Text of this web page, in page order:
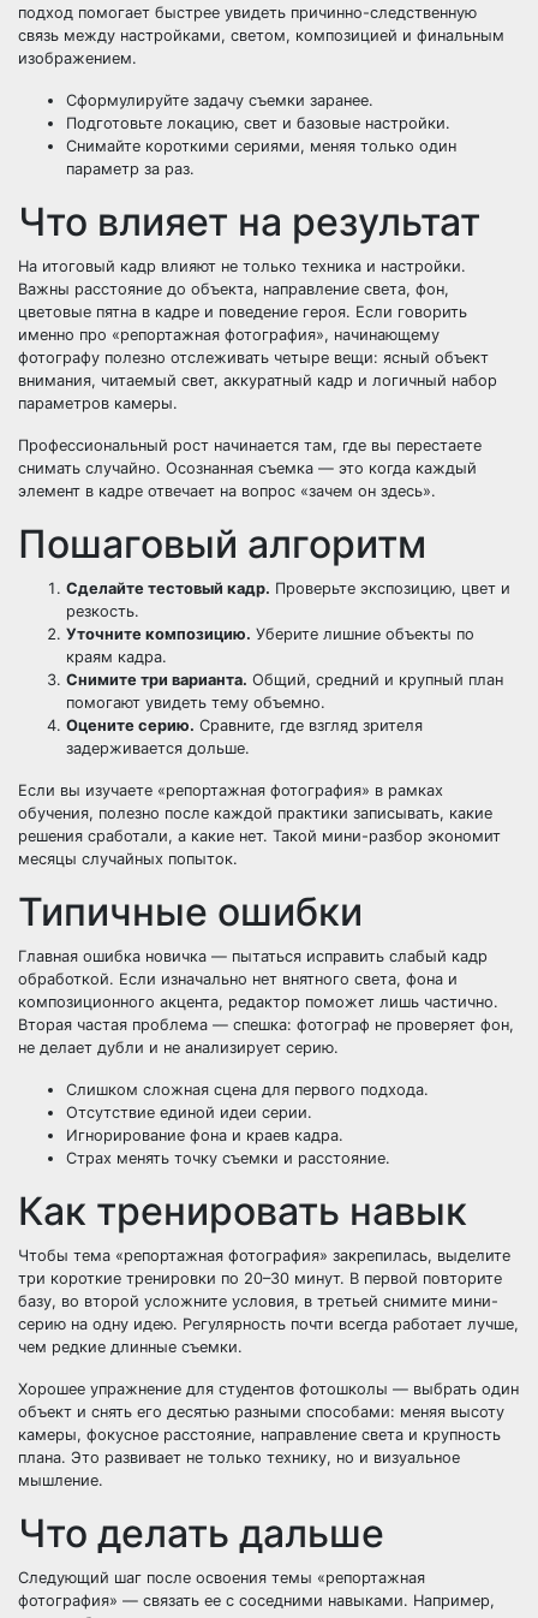
подход помогает быстрее увидеть причинно-следственную
связь между настройками, светом, композицией и финальным
изображением.
Сформулируйте задачу съемки заранее.
Подготовьте локацию, свет и базовые настройки.
Снимайте короткими сериями, меняя только один
параметр за раз.
Что влияет на результат
На итоговый кадр влияют не только техника и настройки.
Важны расстояние до объекта, направление света, фон,
цветовые пятна в кадре и поведение героя. Если говорить
именно про «репортажная фотография», начинающему
фотографу полезно отслеживать четыре вещи: ясный объект
внимания, читаемый свет, аккуратный кадр и логичный набор
параметров камеры.
Профессиональный рост начинается там, где вы перестаете
снимать случайно. Осознанная съемка — это когда каждый
элемент в кадре отвечает на вопрос «зачем он здесь».
Пошаговый алгоритм
Сделайте тестовый кадр. Проверьте экспозицию, цвет и
резкость.
Уточните композицию. Уберите лишние объекты по
краям кадра.
Снимите три варианта. Общий, средний и крупный план
помогают увидеть тему объемно.
Оцените серию. Сравните, где взгляд зрителя
задерживается дольше.
Если вы изучаете «репортажная фотография» в рамках
обучения, полезно после каждой практики записывать, какие
решения сработали, а какие нет. Такой мини-разбор экономит
месяцы случайных попыток.
Типичные ошибки
Главная ошибка новичка — пытаться исправить слабый кадр
обработкой. Если изначально нет внятного света, фона и
композиционного акцента, редактор поможет лишь частично.
Вторая частая проблема — спешка: фотограф не проверяет фон,
не делает дубли и не анализирует серию.
Слишком сложная сцена для первого подхода.
Отсутствие единой идеи серии.
Игнорирование фона и краев кадра.
Страх менять точку съемки и расстояние.
Как тренировать навык
Чтобы тема «репортажная фотография» закрепилась, выделите
три короткие тренировки по 20–30 минут. В первой повторите
базу, во второй усложните условия, в третьей снимите мини-
серию на одну идею. Регулярность почти всегда работает лучше,
чем редкие длинные съемки.
Хорошее упражнение для студентов фотошколы — выбрать один
объект и снять его десятью разными способами: меняя высоту
камеры, фокусное расстояние, направление света и крупность
плана. Это развивает не только технику, но и визуальное
мышление.
Что делать дальше
Следующий шаг после освоения темы «репортажная
фотография» — связать ее с соседними навыками. Например,